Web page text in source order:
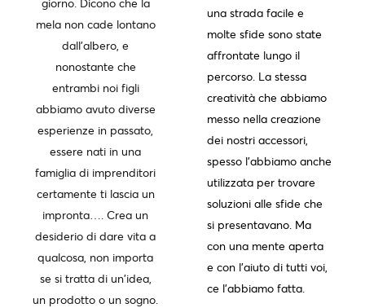
giorno. Dicono che la
mela non cade lontano
dall'albero, e
nonostante che
entrambi noi figli
abbiamo avuto diverse
esperienze in passato,
essere nati in una
famiglia di imprenditori
certamente ti lascia un
impronta…. Crea un
desiderio di dare vita a
qualcosa, non importa
se si tratta di un'idea,
un prodotto o un sogno.
una strada facile e
molte sfide sono state
affrontate lungo il
percorso. La stessa
creatività che abbiamo
messo nella creazione
dei nostri accessori,
spesso l'abbiamo anche
utilizzata per trovare
soluzioni alle sfide che
si presentavano. Ma
con una mente aperta
e con l'aiuto di tutti voi,
ce l'abbiamo fatta.